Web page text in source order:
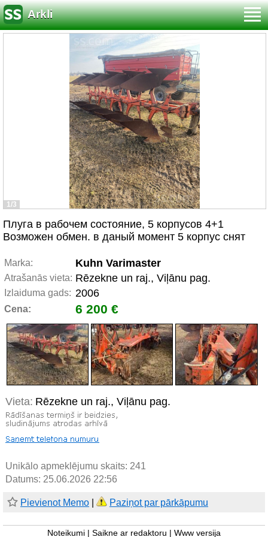
Arkli
1/3
Плуга в рабочем состояние, 5 корпусов 4+1
Возможен обмен. в даный момент 5 корпус снят
Marka: Kuhn Varimaster
Atrašanās vieta: Rēzekne un raj., Viļānu pag.
Izlaiduma gads: 2006
Cena: 6 200 €
Vieta: Rēzekne un raj., Viļānu pag.
Unikālo apmeklējumu skaits: 241
Datums: 25.06.2026 22:56
Pievienot Memo Paziņot par pārkāpumu
Noteikumi Saikne ar redaktoru Www versija